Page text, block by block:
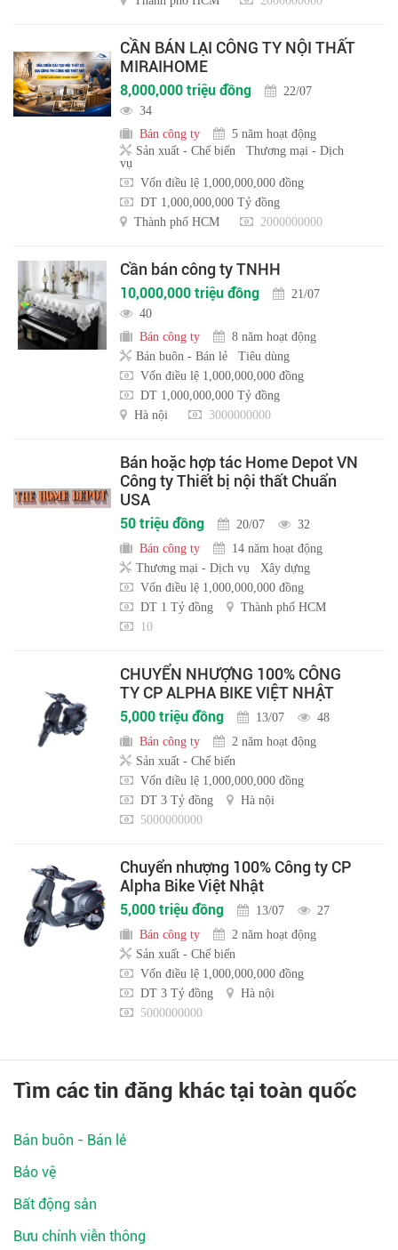
CẦN BÁN LẠI CÔNG TY NỘI THẤT
MIRAIHOME
8,000,000 triệu đồng
22/07
34
Bán công ty
5 năm hoạt động
Sản xuất - Chế biến
Thương mại - Dịch
vụ
Vốn điều lệ 1,000,000,000 đồng
DT 1,000,000,000 Tỷ đồng
Thành phố HCM
2000000000
Cần bán công ty TNHH
10,000,000 triệu đồng
21/07
40
Bán công ty
8 năm hoạt động
Bán buôn - Bán lẻ
Tiêu dùng
Vốn điều lệ 1,000,000,000 đồng
DT 1,000,000,000 Tỷ đồng
Hà nội
3000000000
Bán hoặc hợp tác Home Depot VN
Công ty Thiết bị nội thất Chuẩn
USA
50 triệu đồng 20/07
32
Bán công ty
14 năm hoạt động
Thương mại - Dịch vụ
Xây dựng
Vốn điều lệ 1,000,000,000 đồng
DT 1 Tỷ đồng
Thành phố HCM
10
CHUYỂN NHƯỢNG 100% CÔNG
TY CP ALPHA BIKE VIỆT NHẬT
5,000 triệu đồng 13/07
48
Bán công ty
2 năm hoạt động
Sản xuất - Chế biến
Vốn điều lệ 1,000,000,000 đồng
DT 3 Tỷ đồng
Hà nội
5000000000
Chuyển nhượng 100% Công ty CP
Alpha Bike Việt Nhật
5,000 triệu đồng 13/07
27
Bán công ty
2 năm hoạt động
Sản xuất - Chế biến
Vốn điều lệ 1,000,000,000 đồng
DT 3 Tỷ đồng
Hà nội
5000000000
Tìm các tin đăng khác tại toàn quốc
Bán buôn - Bán lẻ
Bảo vệ
Bất động sản
Bưu chính viễn thông